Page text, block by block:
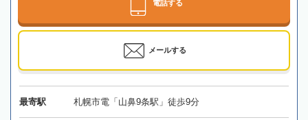
電話する
メールする
最寄駅 札幌市電「山鼻9条駅」徒歩9分